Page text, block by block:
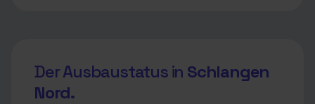
Der Ausbaustatus in Schlangen
Nord.